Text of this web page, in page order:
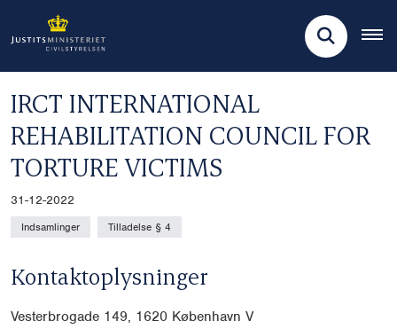
IRCT INTERNATIONAL
REHABILITATION COUNCIL FOR
TORTURE VICTIMS
31-12-2022
Indsamlinger Tilladelse § 4
Kontaktoplysninger
Vesterbrogade 149, 1620 København V